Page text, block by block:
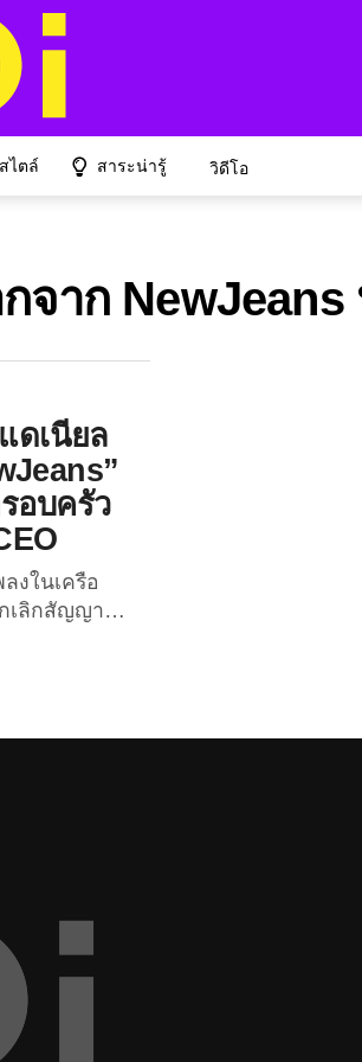
ไตล์ สาระน่ารู้ วิดีโอ
จาก NewJeans
ดเนียล
อบครัว
งในเครือ
เลิกสัญญา